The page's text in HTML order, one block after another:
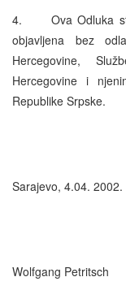
4. Ova Odluka
objavljena bez
Hercegovine,
Hercegovine i
Republike Srpske.
Sarajevo, 4.04. 2002.
Wolfgang Petritsch